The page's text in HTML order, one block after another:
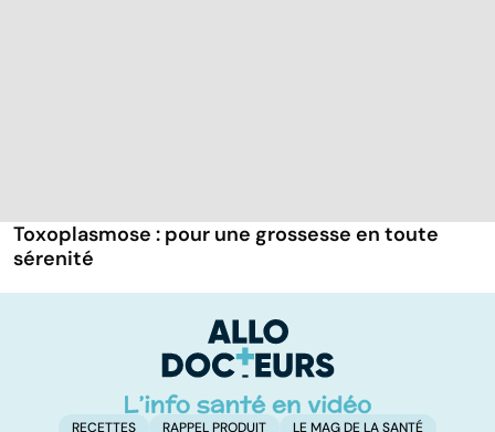
Toxoplasmose : pour une grossesse en toute
sérenité
RECETTES RAPPEL PRODUIT LE MAG DE LA SANTÉ